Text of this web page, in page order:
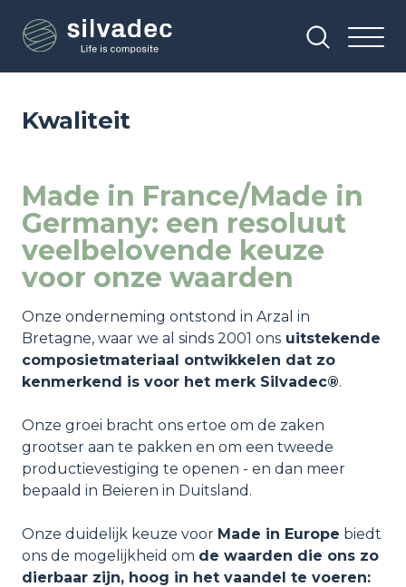
naar
Kwaliteit
Made in France/Made in
Germany: een resoluut
veelbelovende keuze
voor onze waarden
Onze onderneming ontstond in Arzal in
Bretagne, waar we al sinds 2001 ons uitstekende
composietmateriaal ontwikkelen dat zo
kenmerkend is voor het merk Silvadec®.
Onze groei bracht ons ertoe om de zaken
grootser aan te pakken en om een tweede
productievestiging te openen - en dan meer
bepaald in Beieren in Duitsland.
Onze duidelijk keuze voor Made in Europe biedt
ons de mogelijkheid om de waarden die ons zo
dierbaar zijn, hoog in het vaandel te voeren: